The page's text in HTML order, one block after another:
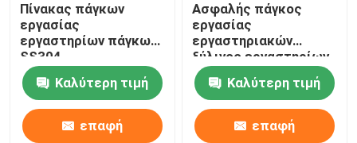
Πίνακας πάγκων
εργασίας
εργαστηρίων πάγκων
SS304
εργαστηριακών
τοίχων υλικών PP
Καλύτερη τιμή
επαφή
Ασφαλής πάγκος
εργασίας
εργαστηριακών
ξύλινος εργαστηρίων
πάγκων τοίχων
πινάκων ρητίνης
επιτραπέζιος για το
σχολείο
Καλύτερη τιμή
επαφή